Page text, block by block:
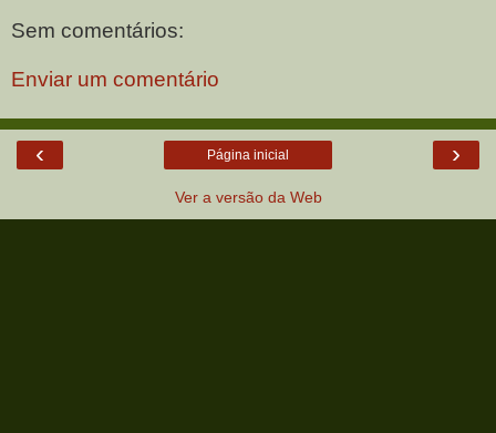
Sem comentários:
Enviar um comentário
‹ ›
Página inicial
Ver a versão da Web